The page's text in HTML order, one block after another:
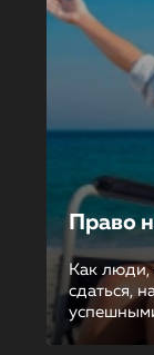
Право
Как люди,
сдаться,